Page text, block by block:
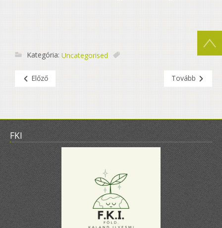
Kategória: Uncategorised
Előző Tovább
FKI